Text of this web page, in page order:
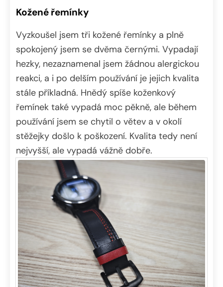
Kožené řemínky
Vyzkoušel jsem tři kožené řemínky a plně
spokojený jsem se dvěma černými. Vypadají
hezky, nezaznamenal jsem žádnou alergickou
reakci, a i po delším používání je jejich kvalita
stále příkladná. Hnědý spíše koženkový
řemínek také vypadá moc pěkně, ale během
používání jsem se chytil o větev a v okolí
stěžejky došlo k poškození. Kvalita tedy není
nejvyšší, ale vypadá vážně dobře.